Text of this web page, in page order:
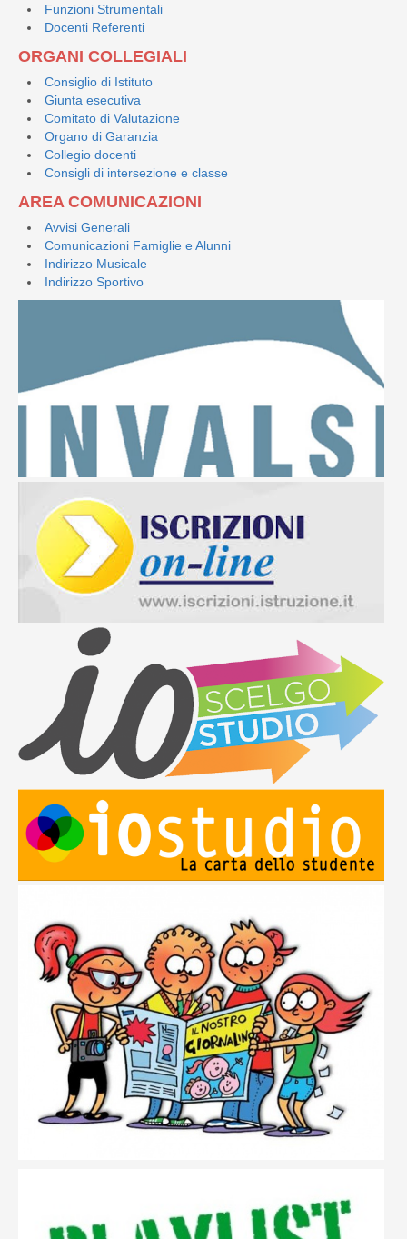
Funzioni Strumentali
Docenti Referenti
ORGANI COLLEGIALI
Consiglio di Istituto
Giunta esecutiva
Comitato di Valutazione
Organo di Garanzia
Collegio docenti
Consigli di intersezione e classe
AREA COMUNICAZIONI
Avvisi Generali
Comunicazioni Famiglie e Alunni
Indirizzo Musicale
Indirizzo Sportivo